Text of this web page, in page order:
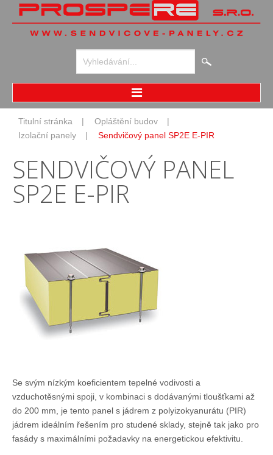
Home
Opláštění budov
Speciální panely
Skládané pláště
Designové opláštění
Speciální panely
Chladírenské a mrazírenské dveře
Drátěné stěny
Doplňkový materiál
Spojovací materiál
Klempířské prvky
Pronájem plošin
Reference
O nás
Titulní stránka
Opláštění budov
Izolační panely
Sendvičový panel SP2E E-PIR
SENDVIČOVÝ PANEL
SP2E E-PIR
Se svým nízkým koeficientem tepelné vodivosti a
vzduchotěsnými spoji, v kombinaci s dodávanými tloušťkami až
do 200 mm, je tento panel s jádrem z polyizokyanurátu (PIR)
jádrem ideálním řešením pro studené sklady, stejně tak jako pro
fasády s maximálními požadavky na energetickou efektivitu.